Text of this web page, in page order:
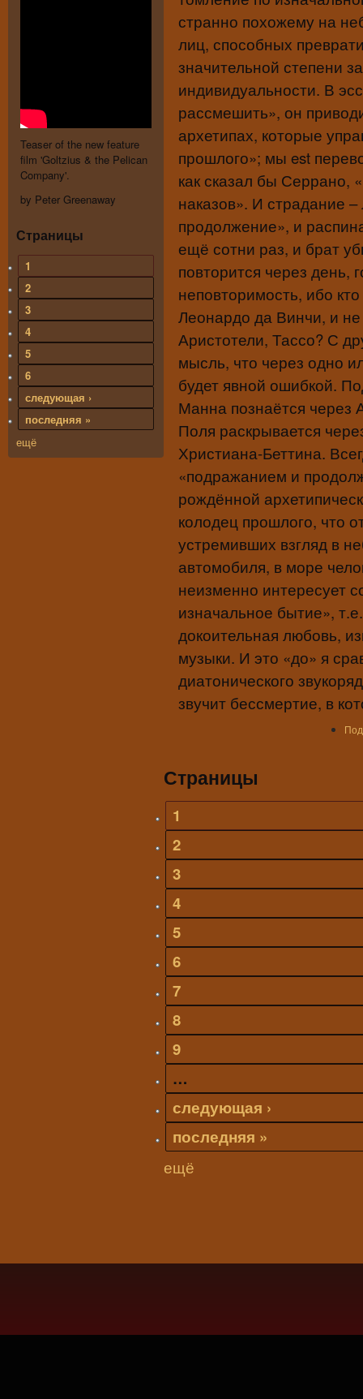
странно похожему на
лиц, способных
значительной степени
индивидуальности. В
рассмешить», он
архетипах, которые
прошлого»; мы est
как сказал бы Серрано,
наказов». И страдание
продолжение», и
ещё сотни раз, и брат
повторится через день,
неповторимость, ибо
Леонардо да Винчи, и
Аристотели, Тассо? С
мысль, что через одно
будет явной ошибкой.
Манна познаётся через
Поля раскрывается
Христиана-Беттина.
«подражанием и
рождённой
колодец прошлого, что
устремивших взгляд в
автомобиля, в море
неизменно интересует
изначальное бытие»,
докоительная любовь,
музыки. И это «до» я
диатонического
звучит бессмертие, в
Страницы
1
2
3
4
5
6
7
8
9
…
следующая ›
последняя »
ещё
Teaser of the new feature
film 'Goltzius & the Pelican
Company'.
by Peter Greenaway
Страницы
1
2
3
4
5
6
следующая ›
последняя »
ещё